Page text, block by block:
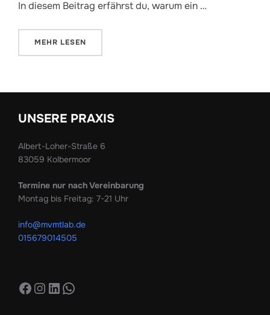
In diesem Beitrag erfährst du, warum ein …
MEHR ÜBER „GESUNDER ARBEITSPLATZ: TIPPS GEGEN
LESEN
UNSERE PRAXIS
Albert-Loher-Straße 6
83059 Kolbermoor
Termine nur nach Vereinbarung
Montag bis Freitag: 7-21 Uhr
info@mvmtlab.de
015679014505
Facebook
Instagram
LinkedIn
WhatsApp